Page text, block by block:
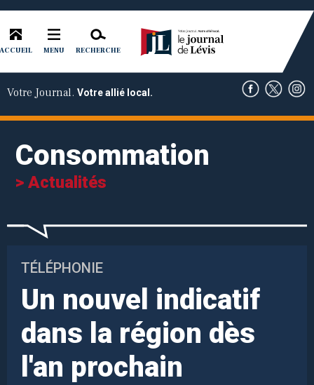
ACCUEIL MENU RECHERCHE
Votre Journal. Votre allié local.
Consommation
> Actualités
TÉLÉPHONIE
Un nouvel indicatif
dans la région dès
l'an prochain